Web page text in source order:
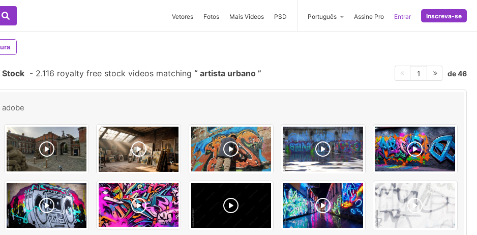
Vetores Fotos Mais Videos PSD Português Assine Pro Entrar Inscreva-se
- 2.116 royalty free stock videos matching artista urbano 1 de 46
adobe